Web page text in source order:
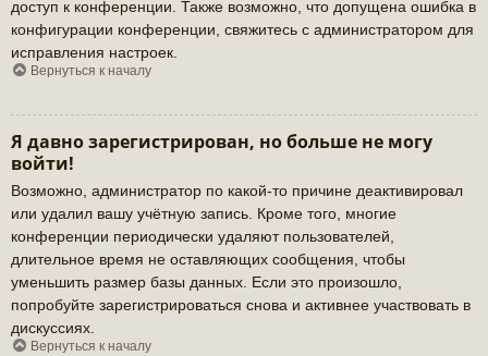
доступ к конференции. Также возможно, что допущена ошибка в
конфигурации конференции, свяжитесь с администратором для
исправления настроек.
Вернуться к началу
Я давно зарегистрирован, но больше не могу
войти!
Возможно, администратор по какой-то причине деактивировал
или удалил вашу учётную запись. Кроме того, многие
конференции периодически удаляют пользователей,
длительное время не оставляющих сообщения, чтобы
уменьшить размер базы данных. Если это произошло,
попробуйте зарегистрироваться снова и активнее участвовать в
дискуссиях.
Вернуться к началу